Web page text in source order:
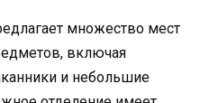
множество мест
включая
и небольшие